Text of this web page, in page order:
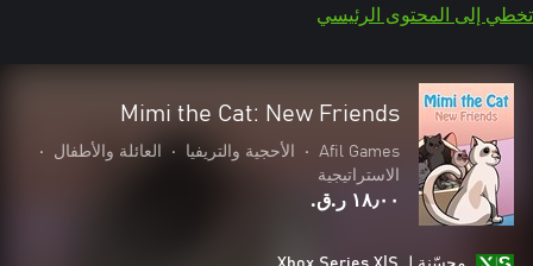
تخطي إلى المحتوى الرئيسي
Mimi the Cat: New Friends
Afil Games
• الأحجية والتريفيا • العائلة والأطفال
•
الاستراتيجية
١٨٫٠٠ ر.ق.‏